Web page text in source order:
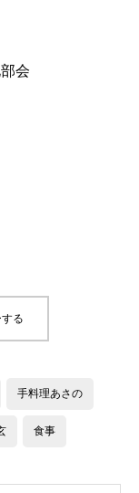
会
る
手料理あさの
食事